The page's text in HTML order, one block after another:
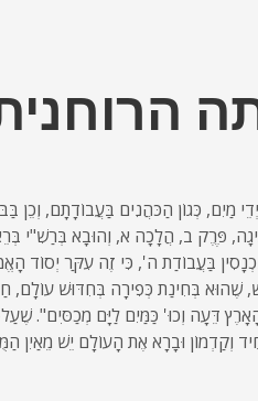
כְּגוֹן הַכֹּהֲנִים בַּעֲבוֹדָתָם, וְכֵן
פֶּרֶק ב, הֲלָכָה א, וְהוּבָא
בַּעֲבוֹדַת ה', כִּי זֶה עִקַּר יְסוֹד
בְּחִינַת כְּפִירָה בְּחִדּוּשׁ עוֹלָם,
דֵּעָה וְכוּ' כַּמַּיִם לַיָּם מְכַסִּים".
וְקַדְמוֹן וּבָרָא אֶת הָעוֹלָם יֵשׁ מֵאַיִן